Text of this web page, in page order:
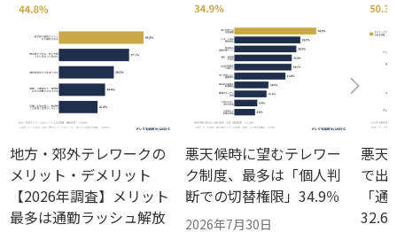
地方・郊外テレワークの
メリット・デメリット
【2026年調査】メリット
最多は通勤ラッシュ解放
悪天候時に望むテレワー
ク制度、最多は「個人判
断での切替権限」34.9％
2026年7月30日
悪天
で出
「
32.6